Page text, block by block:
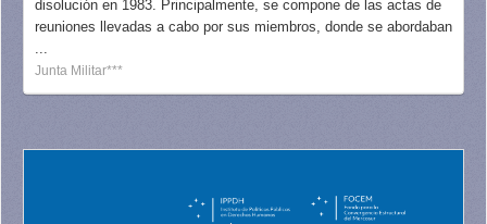
disolución en 1983. Principalmente, se compone de las actas de
reuniones llevadas a cabo por sus miembros, donde se abordaban
...
Junta Militar***